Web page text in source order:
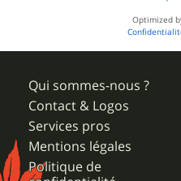
Optimized
Qui sommes-nous ?
Contact & Logos
Services pros
Mentions légales
Politique de